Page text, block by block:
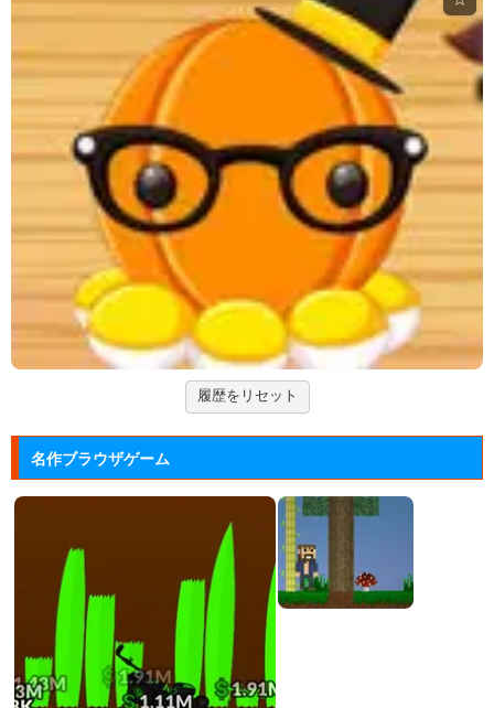
ジュエルカラーリング
宝石を入れ替えて床と同じ色に揃えるカラーパズルゲ
ーム。
アドファイ ウェブ版
回転する球体をリズムに合わせてクリックして進ませ
る音楽ゲーム...
Hole.io
物を吸い込むことで巨大化する穴が、街全体を吸い落
とすアクショ...
エヴァンゲリオン まごころを、...
実機スロット「エヴァンゲリオン まごころを、君
に」をシミュレ...
履歴をリセット
名作ブラウザゲーム